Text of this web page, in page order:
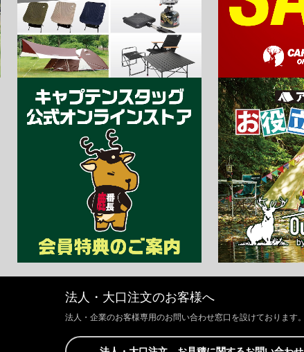
法人・大口注文のお客様へ
法人・企業のお客様専用のお問い合わせ窓口を設けております。